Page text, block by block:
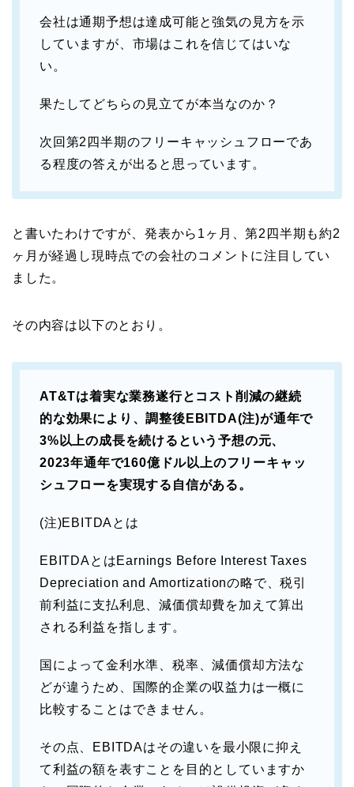
会社は通期予想は達成可能と強気の見方を示
していますが、市場はこれを信じてはいな
い。
果たしてどちらの見立てが本当なのか？
次回第2四半期のフリーキャッシュフローであ
る程度の答えが出ると思っています。
と書いたわけですが、発表から1ヶ月、第2四半期も約2
ヶ月が経過し現時点での会社のコメントに注目してい
ました。
その内容は以下のとおり。
AT&Tは着実な業務遂行とコスト削減の継続
的な効果により、調整後EBITDA(注)が通年で
3%以上の成長を続けるという予想の元、
2023年通年で160億ドル以上のフリーキャッ
シュフローを実現する自信がある。
(注)EBITDAとは
EBITDAとはEarnings Before Interest Taxes
Depreciation and Amortizationの略で、税引
前利益に支払利息、減価償却費を加えて算出
される利益を指します。
国によって金利水準、税率、減価償却方法な
どが違うため、国際的企業の収益力は一概に
比較することはできません。
その点、EBITDAはその違いを最小限に抑え
て利益の額を表すことを目的としていますか